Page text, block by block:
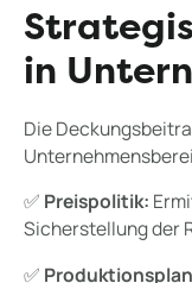
in
Die
✅ Preispolitik:
Sicherstellung der
✅